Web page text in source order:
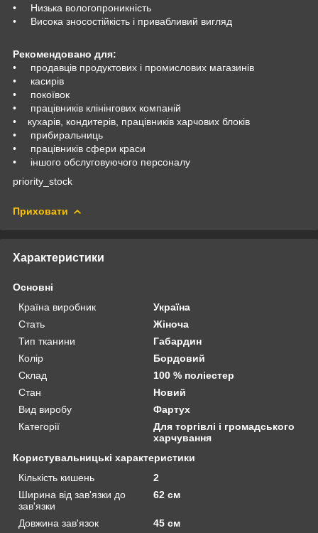
• Низька вологопроникність
• Висока зносостійкість і привабливий вигляд
Рекомендовано для:
• продавців продуктових і промислових магазинів
• касирів
• покоївок
• працівників клінінгових компаній
• кухарів, кондитерів, працівників харчових блоків
• прибиральниць
• працівників сфери краси
• іншого обслуговуючого персоналу
priority_stock
Приховати
Характеристики
Основні
Країна виробник
Україна
Стать
Жіноча
Тип тканини
Габардин
Колір
Бордовий
Склад
100 % поліестер
Стан
Новий
Вид виробу
Фартух
Категорії
Для торгівлі і громадського
харчування
Користувальницькі характеристики
Кількість кишень
2
Ширина від зав'язки до
зав'язки
62 см
Довжина зав'язок
45 см